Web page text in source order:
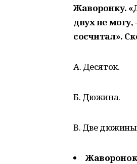
Жаворонку.
двух не
сосчитал».
А. Десяток.
Б. Дюжина.
В. Две
Жаворонок